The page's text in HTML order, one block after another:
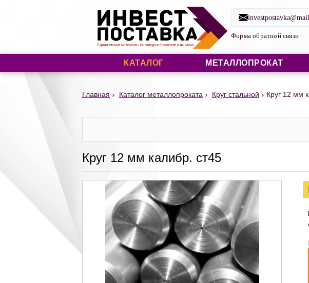
Строительные
Форма обратной связи
КАТАЛОГ МЕТАЛЛОПРОКАТ
Главная Каталог металлопроката Круг стальной Круг 12 мм
Круг 12 мм калибр. ст45